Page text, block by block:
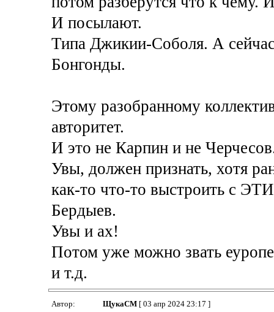
И посылают.
Типа Джикии-Соболя. А
Бонгонды.
Этому разобранному
авторитет.
И это не Карпин и не
Увы, должен признать, хотя
как-то что-то выстроить с
Бердыев.
Увы и ах!
Потом уже можно звать
и т.д.
Автор: ЩукаСМ[ 03 апр 2024 23:17 ]